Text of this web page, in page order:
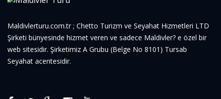
Maldivlerturu.com.tr ; Chetto Turizm ve Seyahat Hizmetleri LTD
Şirketi bünyesinde hizmet veren ve sadece Maldivler? e özel bir
web sitesidir. Şirketimiz A Grubu (Belge No 8101) Tursab
Seyahat acentesidir.